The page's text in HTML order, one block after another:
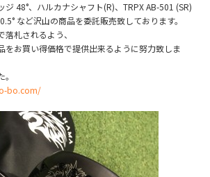
ジ 48°、ハルカナシャフト(R)、TRPX AB-501 (SR)
など沢山の商品を委託販売致しております。
札されるよう、
をお買い得価格で提供出来るように努力致しま
bo.com/